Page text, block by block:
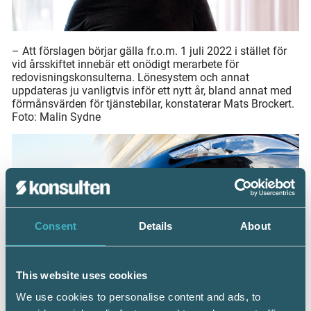
Consent Details About
This website uses cookies
We use cookies to personalise content and ads, to
– Att förslagen börjar gälla fr.o.m. 1 juli 2022 i stället för
vid årsskiftet innebär ett onödigt merarbete för
redovisningskonsulterna. Lönesystem och annat
uppdateras ju vanligtvis inför ett nytt år, bland annat med
förmånsvärden för tjänstebilar, konstaterar Mats Brockert.
Foto: Malin Sydne
Från och med första juli 2022 höjs förmånsvärdet för den